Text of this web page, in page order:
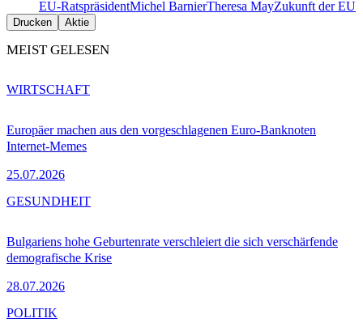
EU-RatspräsidentMichel BarnierTheresa MayZukunft der EU
Drucken Aktie
MEIST GELESEN
Europäer machen aus den vorgeschlagenen Euro-Banknoten
Internet-Memes
25.07.2026
WIRTSCHAFT
Bulgariens hohe Geburtenrate verschleiert die sich verschärfende
demografische Krise
28.07.2026
GESUNDHEIT
POLITIK